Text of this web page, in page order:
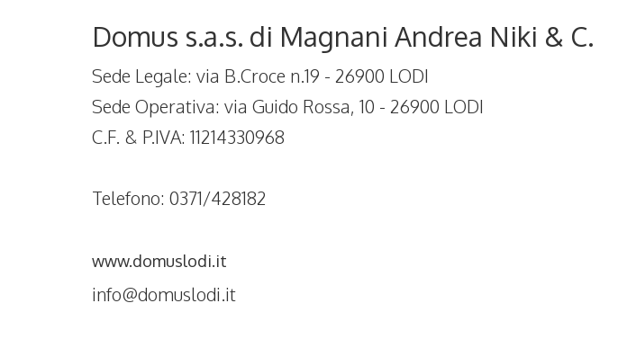
Domus s.a.s. di Magnani Andrea Niki & C.
Sede Legale: via B.Croce n.19 - 26900 LODI
Sede Operativa: via Guido Rossa, 10 - 26900 LODI
C.F. & P.IVA: 11214330968
Telefono: 0371/428182
www.domuslodi.it
info@domuslodi.it